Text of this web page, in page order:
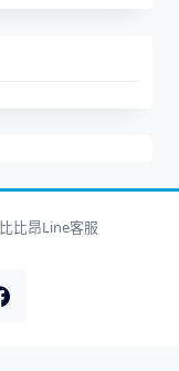
比比昂Line客服